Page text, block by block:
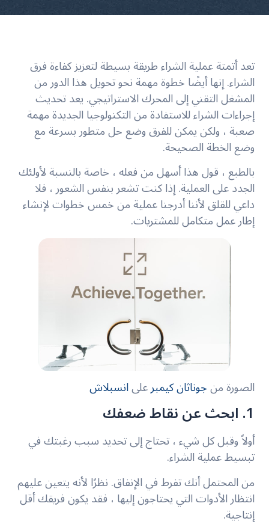
تعد أتمتة عملية الشراء طريقة بسيطة لتعزيز كفاءة فرق
الشراء. إنها أيضًا خطوة مهمة نحو تحويل هذا الدور من
المشغل التقني إلى المحرك الاستراتيجي. يعد تحديث
إجراءات الشراء للاستفادة من التكنولوجيا الجديدة مهمة
صعبة ، ولكن يمكن للفرق وضع حل متطور بسرعة مع
وضع الخطة الصحيحة.
بالطبع ، قول هذا أسهل من فعله ، خاصة بالنسبة لأولئك
الجدد على العملية. إذا كنت تشعر بنفس الشعور ، فلا
داعي للقلق لأننا أدرجنا عملية من خمس خطوات لإنشاء
إطار عمل متكامل للمشتريات.
الصورة منجوناثان كيمبرعلىانسبلاش
1. ابحث عن نقاط ضعفك
أولاً وقبل كل شيء ، تحتاج إلى تحديد سبب رغبتك في
تبسيط عملية الشراء.
من المحتمل أنك تفرط في الإنفاق. نظرًا لأنه يتعين عليهم
انتظار الأدوات التي يحتاجون إليها ، فقد يكون فريقك أقل
إنتاجية.